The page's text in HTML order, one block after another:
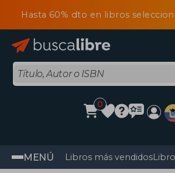
Hasta 60% dto en libros
0
MENÚ Libros más vendidos